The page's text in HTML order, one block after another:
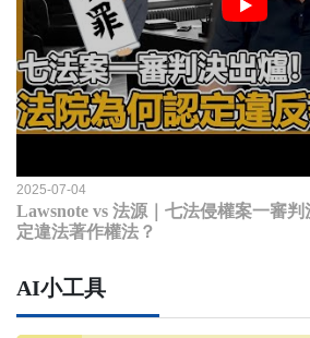
2025-07-04
Lawsnote vs 法源｜七法侵權案一審
定違法著作權法？
AI小工具